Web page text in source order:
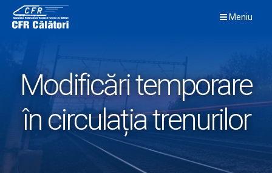
content
Meniu
Modificări temporare
în circulația trenurilor